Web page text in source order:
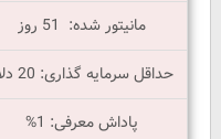
مانیتور شده: 51 روز
حداقل سرمایه گذاری: 20 دلار
پاداش معرفی: 1%